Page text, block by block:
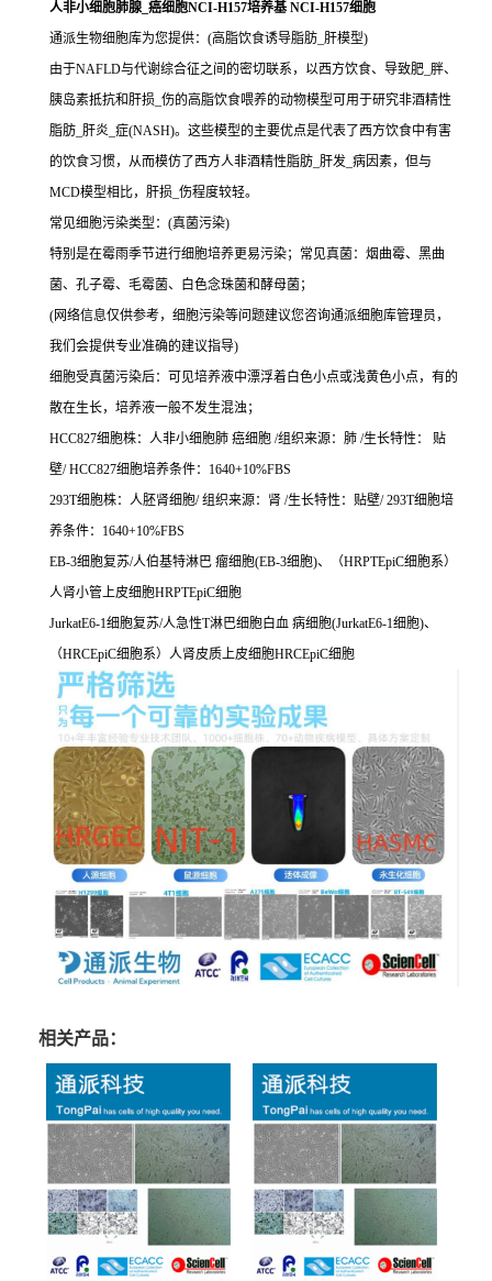
人非小细胞肺腺_癌细胞NCI-H157培养基 NCI-H157细胞
通派生物细胞库为您提供：(高脂饮食诱导脂肪_肝模型)
由于NAFLD与代谢综合征之间的密切联系，以西方饮食、导致肥_胖、
胰岛素抵抗和肝损_伤的高脂饮食喂养的动物模型可用于研究非酒精性
脂肪_肝炎_症(NASH)。这些模型的主要优点是代表了西方饮食中有害
的饮食习惯，从而模仿了西方人非酒精性脂肪_肝发_病因素，但与
MCD模型相比，肝损_伤程度较轻。
常见细胞污染类型：(真菌污染)
特别是在霉雨季节进行细胞培养更易污染；常见真菌：烟曲霉、黑曲
菌、孔子霉、毛霉菌、白色念珠菌和酵母菌；
(网络信息仅供参考，细胞污染等问题建议您咨询通派细胞库管理员，
我们会提供专业准确的建议指导)
细胞受真菌污染后：可见培养液中漂浮着白色小点或浅黄色小点，有的
散在生长，培养液一般不发生混浊；
HCC827细胞株：人非小细胞肺 癌细胞 /组织来源：肺 /生长特性： 贴
壁/ HCC827细胞培养条件：1640+10%FBS
293T细胞株：人胚肾细胞/ 组织来源：肾 /生长特性：贴壁/ 293T细胞培
养条件：1640+10%FBS
EB-3细胞复苏/人伯基特淋巴 瘤细胞(EB-3细胞)、（HRPTEpiC细胞系）
人肾小管上皮细胞HRPTEpiC细胞
JurkatE6-1细胞复苏/人急性T淋巴细胞白血 病细胞(JurkatE6-1细胞)、
（HRCEpiC细胞系）人肾皮质上皮细胞HRCEpiC细胞
相关产品：